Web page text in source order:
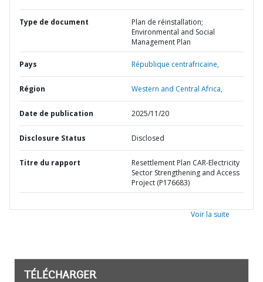
Type de document
Plan de réinstallation;
Environmental and Social
Management Plan
Pays République centrafricaine,
Région Western and Central Africa,
Date de publication 2025/11/20
Disclosure Status Disclosed
Titre du rapport
Resettlement Plan CAR-Electricity
Sector Strengthening and Access
Project (P176683)
Voir la suite
TÉLÉCHARGER